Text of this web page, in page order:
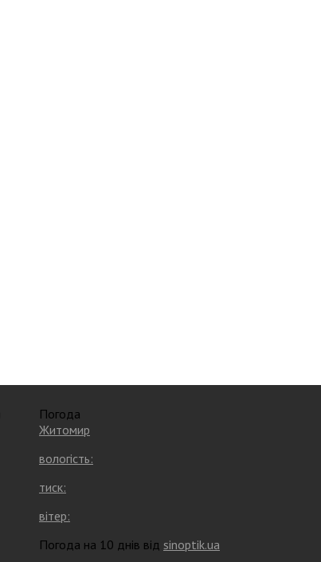
Погода
Житомир
вологість:
тиск:
вітер:
Погода на 10 днів від sinoptik.ua